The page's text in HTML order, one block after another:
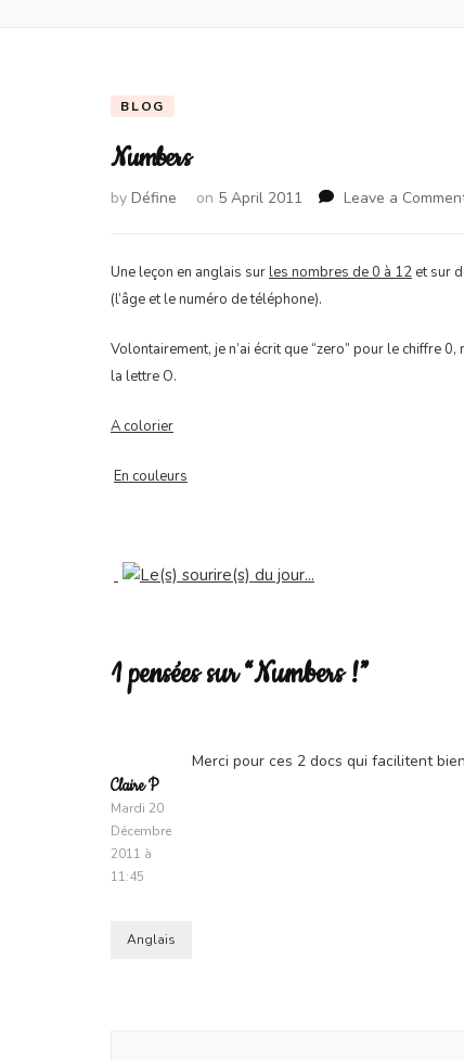
BLOG
Numbers
by Défine on 5 April 2011 Leave a
Une leçon en anglais surles nombres de 0 à 12 et sur
(l’âge et le numéro de téléphone).
Volontairement, je n’ai écrit que “zero” pour le chiffre
la lettre O.
A colorier
En couleurs
1 pensées sur “Numbers !”
Claire P
Mardi 20
Décembre
2011 à
11:45
Merci pour ces 2 docs qui facilitent
Anglais